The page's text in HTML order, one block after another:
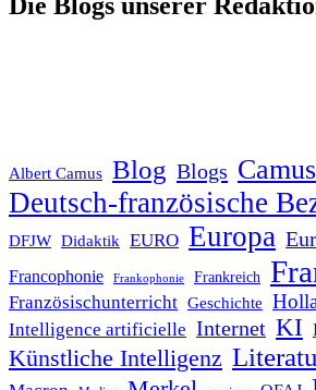
Albert Camus Blog Blogs Camus
Deutsch-französische
DFJW Didaktik EURO Europa
Francophonie Frankophonie Frankreich
Französischunterricht Geschichte
Intelligence artificielle Internet KI
Künstliche Intelligenz